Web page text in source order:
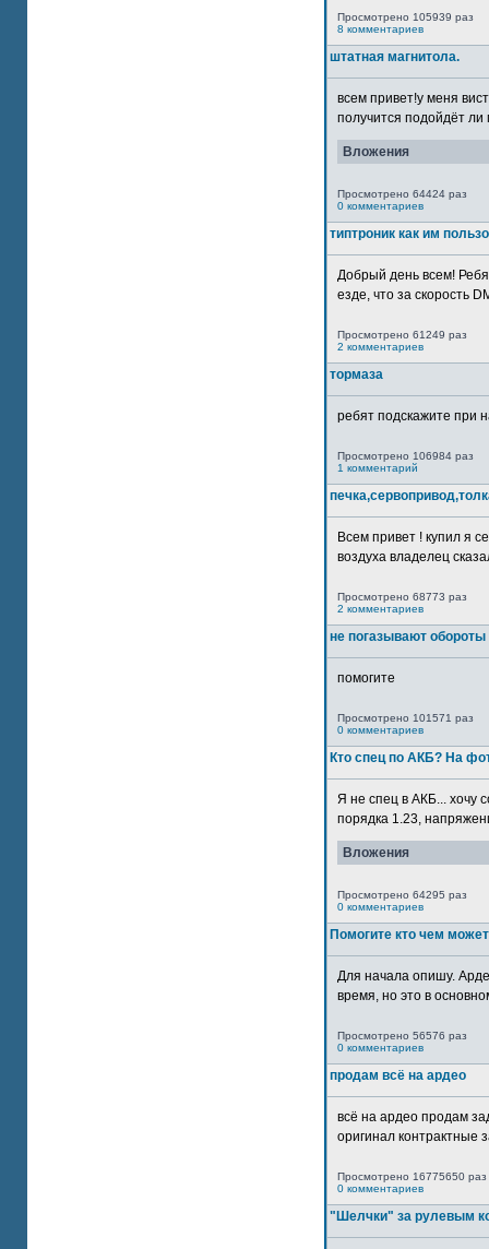
Просмотрено 105939 раз
8 комментариев
штатная магнитола.
всем привет!у меня
получится подойдёт ли
Вложения
Просмотрено 64424 раз
0 комментариев
типтроник как им
Добрый день всем!
езде, что за скорость
Просмотрено 61249 раз
2 комментариев
тормаза
ребят подскажите при
Просмотрено 106984 раз
1 комментарий
Всем привет ! купил я
воздуха владелец
Просмотрено 68773 раз
2 комментариев
не погазывают обороты
помогите
Просмотрено 101571 раз
0 комментариев
Кто спец по АКБ? На
Я не спец в АКБ... хочу
порядка 1.23,
Вложения
Просмотрено 64295 раз
0 комментариев
Помогите кто чем может
Для начала опишу.
время, но это в
Просмотрено 56576 раз
0 комментариев
продам всё на ардео
всё на ардео продам
оригинал контрактные
Просмотрено 16775650 раз
0 комментариев
"Шелчки" за рулевым